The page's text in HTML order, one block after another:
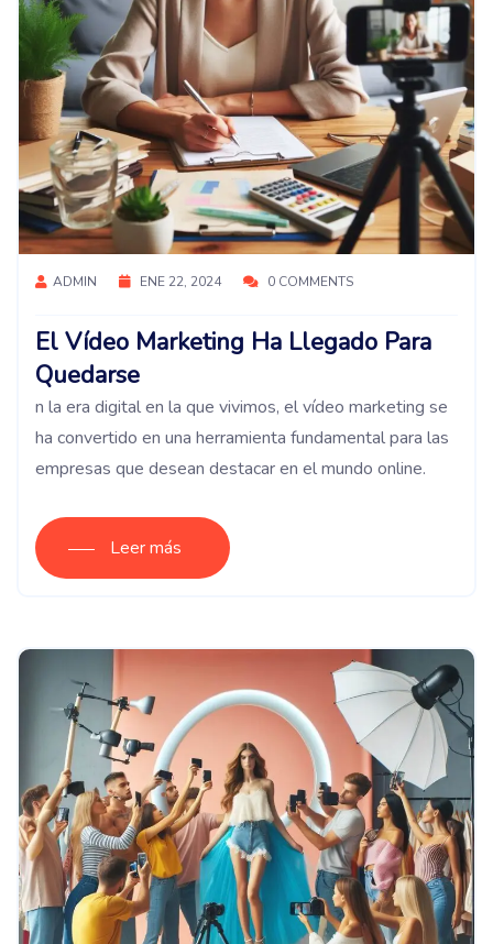
ADMIN ENE 22, 2024 0 COMMENTS
El Vídeo Marketing Ha Llegado Para
Quedarse
n la era digital en la que vivimos, el vídeo marketing se
ha convertido en una herramienta fundamental para las
empresas que desean destacar en el mundo online.
Leer más